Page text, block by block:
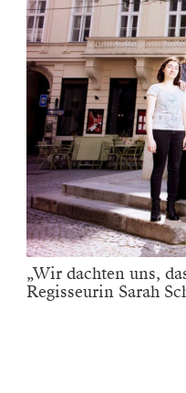
„Wir dachten uns,
Regisseurin Sarah